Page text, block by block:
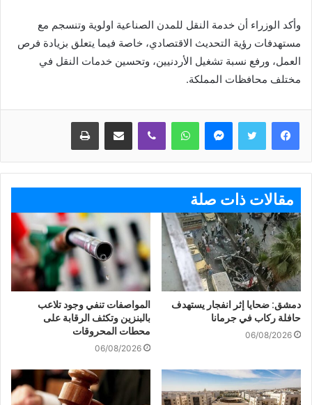
وأكد الوزراء أن خدمة النقل للمدن الصناعية اولوية وتنسجم مع
مستهدفات رؤية التحديث الاقتصادي، خاصة فيما يتعلق بزيادة فرص
العمل، ورفع نسبة تشغيل الأردنيين، وتحسين خدمات النقل في
مختلف محافظات المملكة.
ماسنجر واتساب ڤايبر مشاركة عبر البريد طباعة
مقالات ذات صلة
دمشق: ضحايا إثر انفجار يستهدف
حافلة ركاب في جرمانا
06/08/2026
المواصفات تنفي وجود تلاعب
بالبنزين وتكثف الرقابة على
محطات المحروقات
06/08/2026